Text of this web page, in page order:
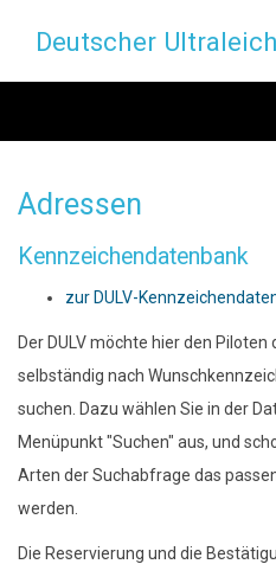
Inhalt
Deutscher
Adressen
Kennzeichendatenbank
zur DULV-
Der DULV möchte hier den
selbständig nach
suchen. Dazu wählen Sie in der
Menüpunkt "Suchen" aus, und
Arten der Suchabfrage das
werden.
Die Reservierung und die